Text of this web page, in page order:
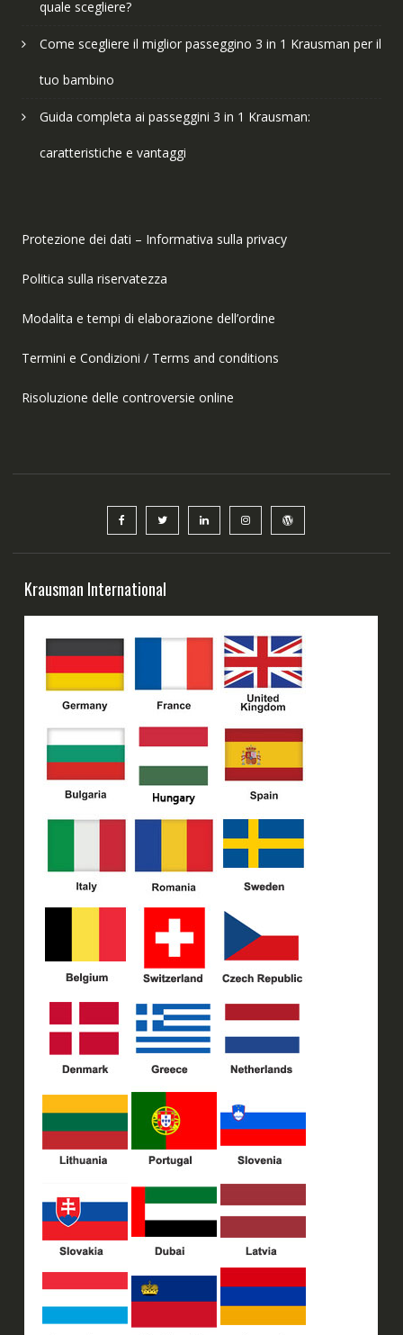
quale scegliere?
Come scegliere il miglior passeggino 3 in 1 Krausman per il
tuo bambino
Guida completa ai passeggini 3 in 1 Krausman:
caratteristiche e vantaggi
Protezione dei dati – Informativa sulla privacy
Politica sulla riservatezza
Modalita e tempi di elaborazione dell’ordine
Termini e Condizioni / Terms and conditions
Risoluzione delle controversie online
Krausman International